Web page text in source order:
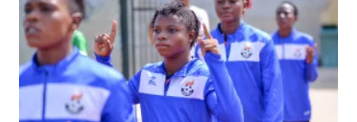
SUBMIT COMMENT